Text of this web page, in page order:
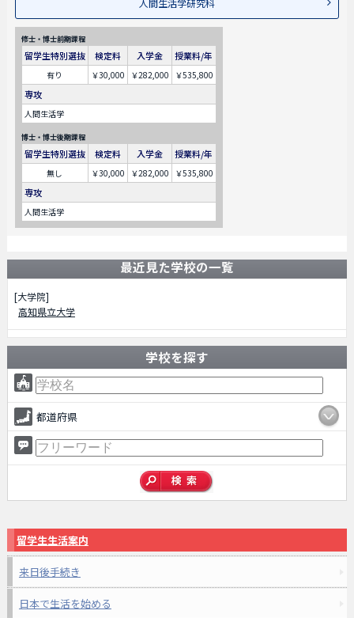
修士・博士前期課程
留学生特別選抜 検定料 入学金 授業料/年
有り ￥30,000 ￥282,000 ￥535,800
専攻
人間生活学
博士・博士後期課程
留学生特別選抜 検定料 入学金 授業料/年
無し ￥30,000 ￥282,000 ￥535,800
専攻
人間生活学
最近見た学校の一覧
[大学院]
高知県立大学
学校を探す
都道府県
留学生生活案内
来日後手続き
日本で生活を始める